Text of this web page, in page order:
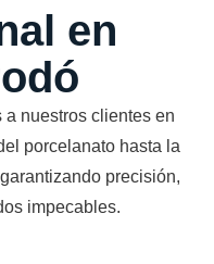
en
nuestros clientes en
porcelanato hasta la
precisión,
impecables.